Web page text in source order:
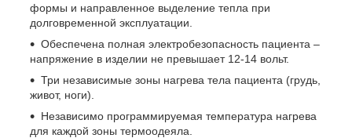
формы и направленное выделение тепла при
долговременной эксплуатации.
Обеспечена полная электробезопасность пациента –
напряжение в изделии не превышает 12-14 вольт.
Три независимые зоны нагрева тела пациента (грудь,
живот, ноги).
Независимо программируемая температура нагрева
для каждой зоны термоодеяла.